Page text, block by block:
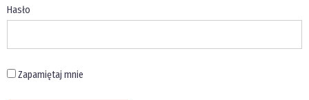
Hasło
Zapamiętaj mnie